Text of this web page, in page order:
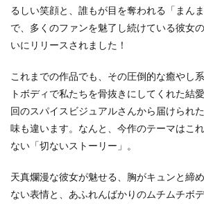
るしい笑顔と、誰もが目を奪われる「まん
で、多くのファンを魅了し続けている彼女
いにリリースされました！
これまでの作品でも、その圧倒的な癒やし
トボディで私たちを骨抜きにしてくれた結
回のスパイスビジュアルさんから届けられ
味も違います。なんと、今作のテーマはこ
ない「切ないストーリー」。
天真爛漫な彼女が魅せる、胸がキュンと締
ない表情と、あふれんばかりのムチムチボ